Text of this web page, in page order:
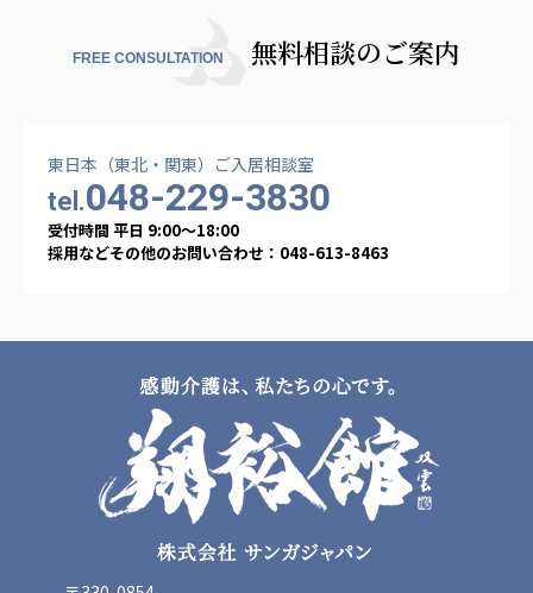
FREE CONSULTATION 無料相談のご案内
東日本（東北・関東）ご入居相談室
tel.048-229-3830
受付時間 平日 9:00〜18:00
採用などその他のお問い合わせ：048-613-8463